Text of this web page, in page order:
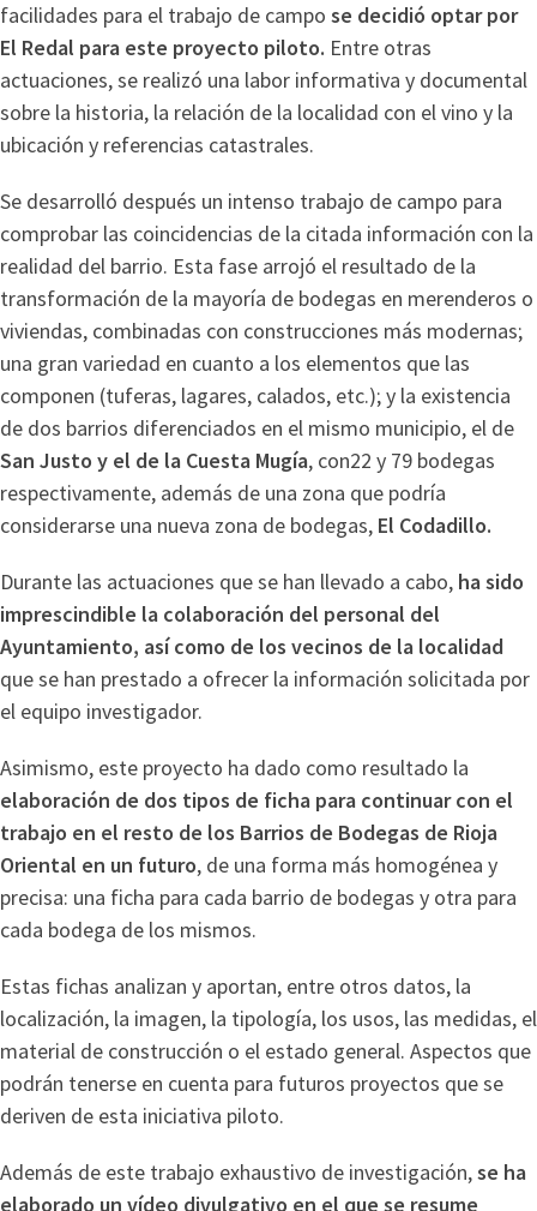
facilidades para el trabajo de campo se decidió optar por
El Redal para este proyecto piloto. Entre otras
actuaciones, se realizó una labor informativa y documental
sobre la historia, la relación de la localidad con el vino y la
ubicación y referencias catastrales.
Se desarrolló después un intenso trabajo de campo para
comprobar las coincidencias de la citada información con la
realidad del barrio. Esta fase arrojó el resultado de la
transformación de la mayoría de bodegas en merenderos o
viviendas, combinadas con construcciones más modernas;
una gran variedad en cuanto a los elementos que las
componen (tuferas, lagares, calados, etc.); y la existencia
de dos barrios diferenciados en el mismo municipio, el de
San Justo y el de la Cuesta Mugía, con22 y 79 bodegas
respectivamente, además de una zona que podría
considerarse una nueva zona de bodegas, El Codadillo.
Durante las actuaciones que se han llevado a cabo, ha sido
imprescindible la colaboración del personal del
Ayuntamiento, así como de los vecinos de la localidad
que se han prestado a ofrecer la información solicitada por
el equipo investigador.
Asimismo, este proyecto ha dado como resultado la
elaboración de dos tipos de ficha para continuar con el
trabajo en el resto de los Barrios de Bodegas de Rioja
Oriental en un futuro, de una forma más homogénea y
precisa: una ficha para cada barrio de bodegas y otra para
cada bodega de los mismos.
Estas fichas analizan y aportan, entre otros datos, la
localización, la imagen, la tipología, los usos, las medidas, el
material de construcción o el estado general. Aspectos que
podrán tenerse en cuenta para futuros proyectos que se
deriven de esta iniciativa piloto.
Además de este trabajo exhaustivo de investigación,se ha
elaborado un vídeo divulgativo en el que se resume